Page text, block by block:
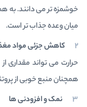
خوشمزه تر می دانند. به
میان وعده جذاب تر است.
کاهش جزئی مواد
حرارت می تواند مقداری
همچنان منبع خوبی از
نمک و افزودنی ها